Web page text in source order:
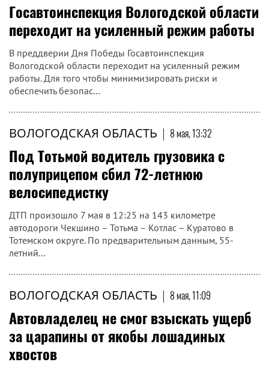
Госавтоинспекция Вологодской области
переходит на усиленный режим работы
В преддверии Дня Победы Госавтоинспекция
Вологодской области переходит на усиленный режим
работы. Для того чтобы минимизировать риски и
обеспечить безопас...
ВОЛОГОДСКАЯ ОБЛАСТЬ | 8 мая, 13:32
Под Тотьмой водитель грузовика с
полуприцепом сбил 72-летнюю
велосипедистку
ДТП произошло 7 мая в 12:25 на 143 километре
автодороги Чекшино – Тотьма – Котлас – Куратово в
Тотемском округе. По предварительным данным, 55-
летний...
ВОЛОГОДСКАЯ ОБЛАСТЬ | 8 мая, 11:09
Автовладелец не смог взыскать ущерб
за царапины от якобы лошадиных
хвостов